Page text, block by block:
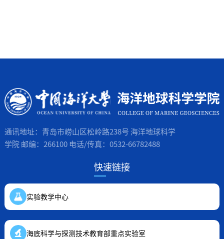
通讯地址：青岛市崂山区松岭路238号 海洋地球科学
学院 邮编：266100 电话/传真：0532-66782488
快速链接
实验教学中心
海底科学与探测技术教育部重点实验室